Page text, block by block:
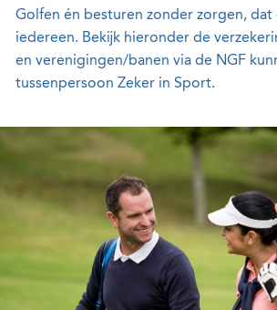
Golfen én besturen zonder zorgen, dat
iedereen. Bekijk hieronder de
en verenigingen/banen via de NGF
tussenpersoon Zeker in Sport.